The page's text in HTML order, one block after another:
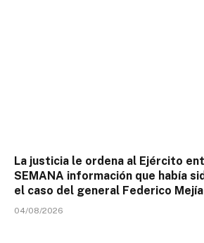
La justicia le ordena al Ejército
SEMANA información que había
el caso del general Federico Mejía
04/08/2026